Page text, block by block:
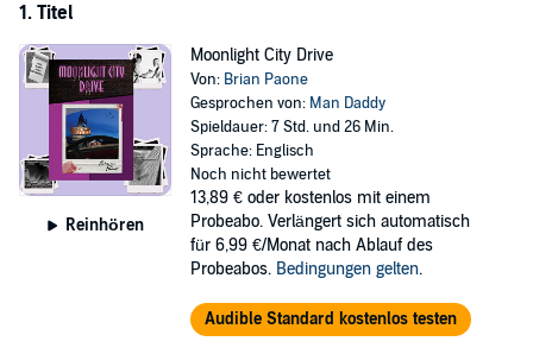
only thing they had in common was the witch from Salem who
As the witch resurrected George’s victims to build herself an army
of ghouls, Detective Smith had to make the most important decision
of his life—help a killer to take down the witch, or help the witch to
take down a killer. One option could leave the detective with an
endless trail of corpses, forever marring his dignity and staining the
city’s golden reputation. The other option could reward evil with the
immortality it craved, unleashing an unstoppable rampage on the
world and in the afterlife.
enough, without getting killed, to rid the streets of both the killer and
1. Titel
Reinhören
Moonlight City Drive
Von: Brian Paone
Gesprochen von: Man Daddy
Spieldauer: 7 Std. und 26 Min.
Sprache: Englisch
Noch nicht bewertet
13,89 € oder kostenlos mit einem
Probeabo. Verlängert sich automatisch
für 6,99 €/Monat nach Ablauf des
Probeabos. Bedingungen gelten.
Audible Standard kostenlos testen